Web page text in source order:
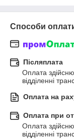
Способи
Післяплата
Оплата
відділенні
Оплата на
Оплата при
Оплата
відділенні